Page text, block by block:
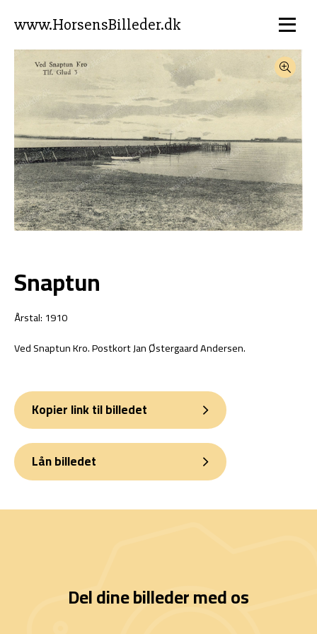
www.HorsensBilleder.dk
Snaptun
Årstal: 1910
Ved Snaptun Kro. Postkort Jan Østergaard Andersen.
Kopier link til billedet
Lån billedet
Del dine billeder med os